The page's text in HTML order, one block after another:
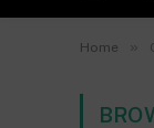
Home »